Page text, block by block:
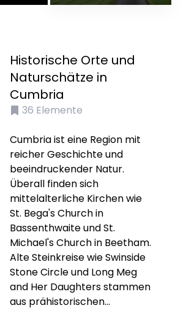
Historische Orte und
Naturschätze in
Cumbria
36 Elemente
Cumbria ist eine Region mit
reicher Geschichte und
beeindruckender Natur.
Überall finden sich
mittelalterliche Kirchen wie
St. Bega's Church in
Bassenthwaite und St.
Michael's Church in Beetham.
Alte Steinkreise wie Swinside
Stone Circle und Long Meg
and Her Daughters stammen
aus prähistorischen...